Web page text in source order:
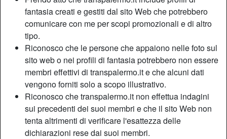
fantasia creati e gestiti dal sito Web che potrebbero
comunicare con me per scopi promozionali e di altro
tipo.
Riconosco che le persone che appaiono nelle foto sul
sito web o nei profili di fantasia potrebbero non essere
membri effettivi di transpalermo.it e che alcuni dati
vengono forniti solo a scopo illustrativo.
Riconosco che transpalermo.it non effettua indagini
sui precedenti dei suoi membri e che il sito Web non
tenta altrimenti di verificare l'esattezza delle
dichiarazioni rese dai suoi membri.
Relazione:
Single
Colore dei capelli:
Bionde
Depilata:
Fumatrice:
Sì
Descrizione
Spesso le mie mani mi danno quel piacere che sarebbe
meglio lasciare a qualche bel bigolo di carne, bigolo che
con quest’annuncio ricerco, quindi fatti sentire al più
presto, ti desidero e tanto anche.